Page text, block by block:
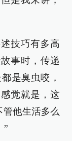
技巧有多高
事时，传递
是臭虫咬，
觉就是，这
管他生活多么
”